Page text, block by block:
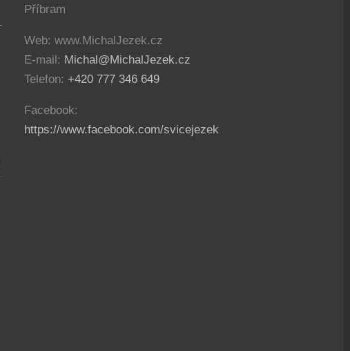
Příbram
Web: www.MichalJezek.cz
E-mail: Michal@MichalJezek.cz
Telefon: +420 777 346 649
Facebook:
https://www.facebook.com/svicejezek